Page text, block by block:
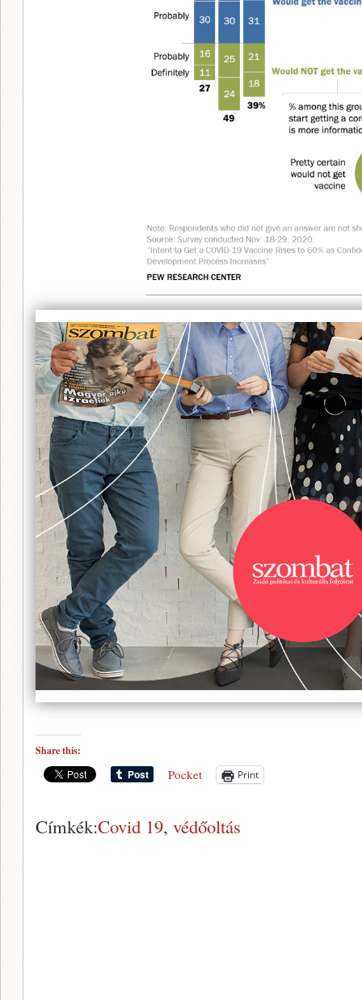
Share this:
Pocket Print
Címkék:Covid 19, védőoltás